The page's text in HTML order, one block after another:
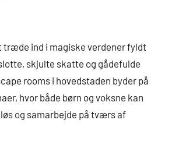
træde ind i magiske verdener fyldt
skjulte skatte og gådefulde
rooms i hovedstaden byder på
hvor både børn og voksne kan
og samarbejde på tværs af